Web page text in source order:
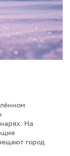
На
город